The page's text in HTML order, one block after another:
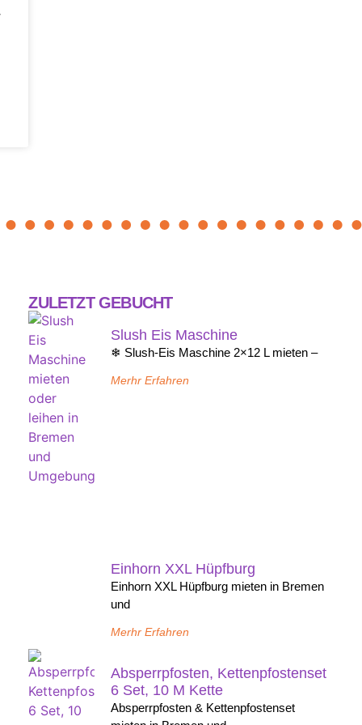
ZULETZT GEBUCHT
Slush Eis Maschine
❄ Slush-Eis Maschine 2×12 L mieten –
Merhr Erfahren
Einhorn XXL Hüpfburg
Einhorn XXL Hüpfburg mieten in Bremen
und
Merhr Erfahren
Absperrpfosten, Kettenpfostenset
6 Set, 10 M Kette
Absperrpfosten & Kettenpfostenset